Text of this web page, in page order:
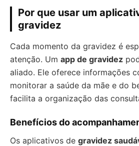
Por que usar um
gravidez
Cada momento da gravidez é
atenção. Um app de gravidez
aliado. Ele oferece informações
monitorar a saúde da mãe e do
facilita a organização das
Benefícios do
Os aplicativos de gravidez